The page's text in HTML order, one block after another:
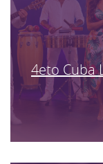
4eto Cuba